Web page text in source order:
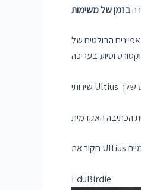
בזמן של משימות
EduBirdie